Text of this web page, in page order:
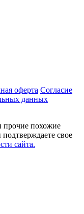
оферта Согласие
данных
прочие похожие
свое
сайта.